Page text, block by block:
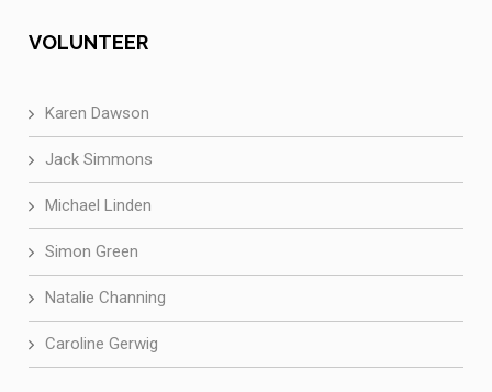
VOLUNTEER
Karen Dawson
Jack Simmons
Michael Linden
Simon Green
Natalie Channing
Caroline Gerwig